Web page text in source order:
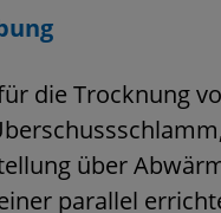
die Trocknung
über
parallel